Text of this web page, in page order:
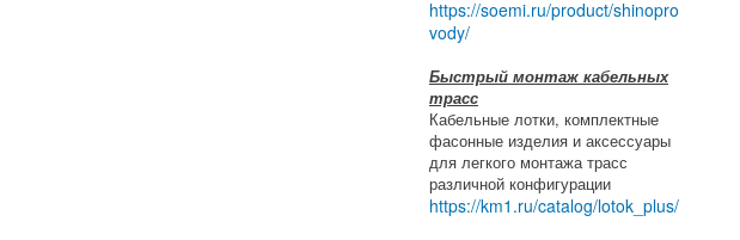
https://soemi.ru/product/shinopro
vody/
Быстрый монтаж кабельных
трасс
Кабельные лотки, комплектные
фасонные изделия и аксессуары
для легкого монтажа трасс
различной конфигурации
https://km1.ru/catalog/lotok_plus/